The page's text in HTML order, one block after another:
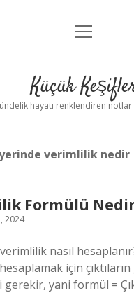
Anasayfa
Yasal Uyarı
menüyü
Küçük
hayatı renklendiren
verimlilik nedir
Formülü
2024
nasıl
için
yani formül =